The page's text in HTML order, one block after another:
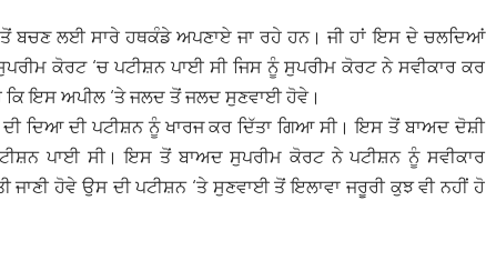
ਤੋਂ ਬਚਣ ਲਈ ਸਾਰੇ ਹਥਕੰਡੇ ਅਪਣਾਏ ਜਾ ਰਹੇ ਹਨ। ਜੀ ਹਾਂ ਇਸ ਦੇ ਚਲਦਿਆਂ
ਕੋਰਟ ‘ਚ ਪਟੀਸ਼ਨ ਪਾਈ ਸੀ ਜਿਸ ਨੂੰ ਸੁਪਰੀਮ ਕੋਰਟ ਨੇ ਸਵੀਕਾਰ ਕਰ
ਕਿ ਇਸ ਅਪੀਲ ‘ਤੇ ਜਲਦ ਤੋਂ ਜਲਦ ਸੁਣਵਾਈ ਹੋਵੇ।
ਦਿਆ ਦੀ ਪਟੀਸ਼ਨ ਨੂੰ ਖਾਰਜ ਕਰ ਦਿੱਤਾ ਗਿਆ ਸੀ। ਇਸ ਤੋਂ ਬਾਅਦ ਦੋਸ਼ੀ
ਪਾਈ ਸੀ। ਇਸ ਤੋਂ ਬਾਅਦ ਸੁਪਰੀਮ ਕੋਰਟ ਨੇ ਪਟੀਸ਼ਨ ਨੂੰ ਸਵੀਕਾਰ
ਜਾਣੀ ਹੋਵੇ ਉਸ ਦੀ ਪਟੀਸ਼ਨ ‘ਤੇ ਸੁਣਵਾਈ ਤੋਂ ਇਲਾਵਾ ਜਰੂਰੀ ਕੁਝ ਵੀ ਨਹੀਂ ਹੋ